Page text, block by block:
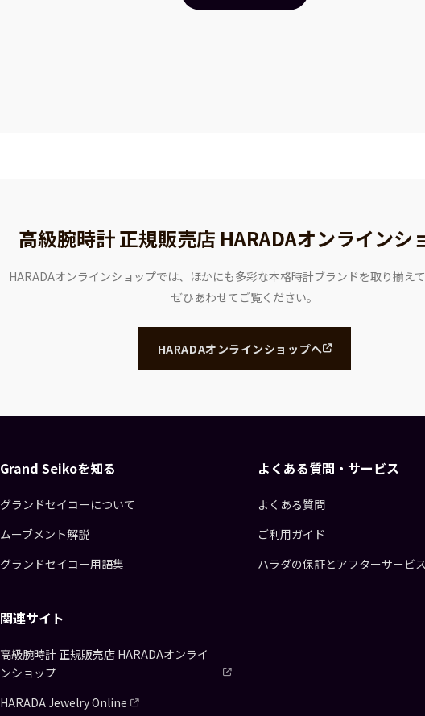
高級腕時計 正規販売店 HARADAオンラインシ
HARADAオンラインショップでは、ほかにも多彩な本格時計ブランドを取り揃えて
ぜひあわせてご覧ください。
HARADAオンラインショップへ
Grand Seikoを知る
グランドセイコーについて
ムーブメント解説
グランドセイコー用語集
よくある質問・サービス
よくある質問
ご利用ガイド
ハラダの保証とアフターサービス
関連サイト
高級腕時計 正規販売店 HARADAオンライ
ンショップ
HARADA Jewelry Online